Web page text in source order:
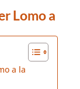
Lomo a
a la